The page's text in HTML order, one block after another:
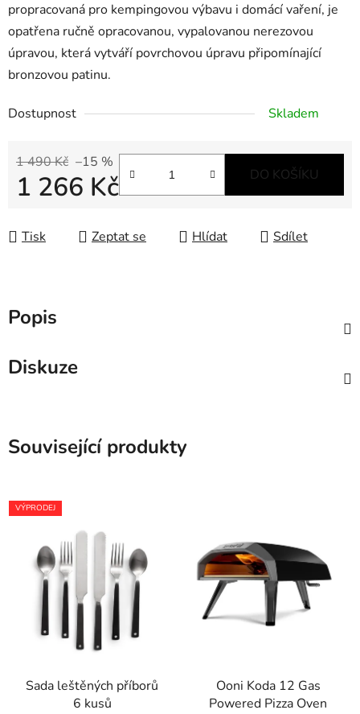
propracovaná pro kempingovou výbavu i domácí vaření, je
opatřena ručně opracovanou, vypalovanou nerezovou
úpravou, která vytváří povrchovou úpravu připomínající
bronzovou patinu.
Dostupnost Skladem
1 490 Kč –15 %
1 266 Kč DO KOŠÍKU
Tisk Zeptat se Hlídat Sdílet
Popis
Diskuze
Související produkty
VÝPRODEJ
Sada leštěných příborů
6 kusů
Ooni Koda 12 Gas
Powered Pizza Oven